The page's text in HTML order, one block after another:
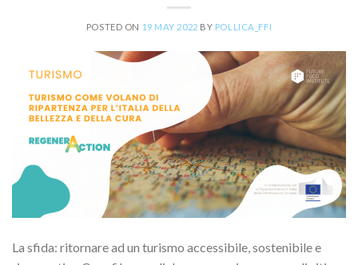
POSTED ON 19 MAY 2022 BY POLLICA_FFI
La sfida: ritornare ad un turismo accessibile, sostenibile e